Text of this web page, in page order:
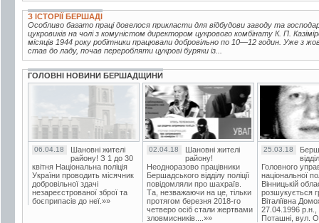
З ІСТОРІЇ БЕРШАДІ
Особливо багато праці довелося прикласти для відбудови заводу та
цукровиків на чолі з комуністом директором цукрового комбінату К. П.
місяців 1944 року робітники працювали добровільно по 10—12 годин. Уже з
став до ладу, почав переробляти цукрові буряки із...
ГОЛОВНІ НОВИНИ БЕРШАДЩИНИ
06.04.18
Шановні жителі
району! З 1 до 30
квітня Національна поліція
України проводить місячник
добровільної здачі
незареєстрованої зброї та
боєприпасів до неї.»»
02.04.18
Шановні жителі
району!
Неодноразово працівники
Бершадського відділу поліції
повідомляли про шахраїв.
Та, незважаючи на це, тільки
протягом березня 2018-го
четверо осіб стали жертвами
зловмисників....»»
25.03.18
Головного
національної
Вінницькій
розшукується
Віталіївна
27.04.1996 р.н.,
Поташні, вул.